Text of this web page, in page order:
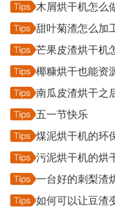
木屑烘干机怎么
甜叶菊渣怎么加
芒果皮渣烘干机
椰糠烘干也能资
南瓜皮渣烘干之
五一节快乐
煤泥烘干机的环
污泥烘干机的烘
一台好的刺梨渣
如何可以让豆渣